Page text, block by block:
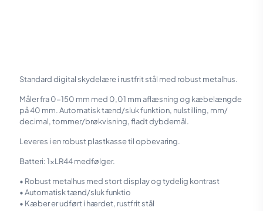
Standard digital skydelære i rustfrit stål med robust metalhus.
Måler fra 0-150 mm med 0,01 mm aflæsning og kæbelængde
på 40 mm. Automatisk tænd/sluk funktion, nulstilling, mm/
decimal, tommer/brøkvisning, fladt dybdemål.
Leveres i en robust plastkasse til opbevaring.
Batteri: 1xLR44 medfølger.
• Robust metalhus med stort display og tydelig kontrast
• Automatisk tænd/sluk funktio
• Kæber er udført i hærdet, rustfrit stål